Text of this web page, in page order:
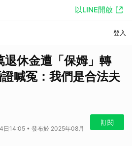
以LINE開啟
登入
休金遭「保姆」轉
喊冤：我們是合法夫
日14:05 • 發布於 2025年08月
訂閱